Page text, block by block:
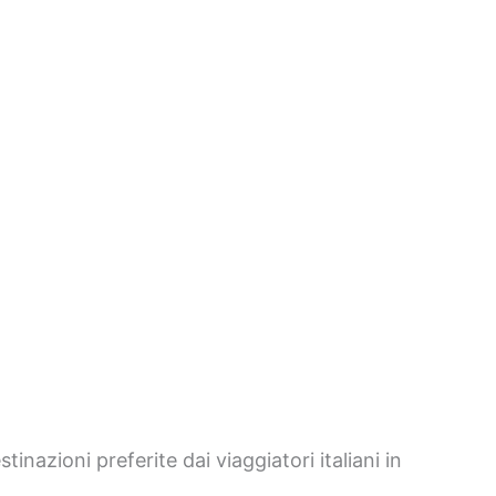
preferite dai viaggiatori italiani in